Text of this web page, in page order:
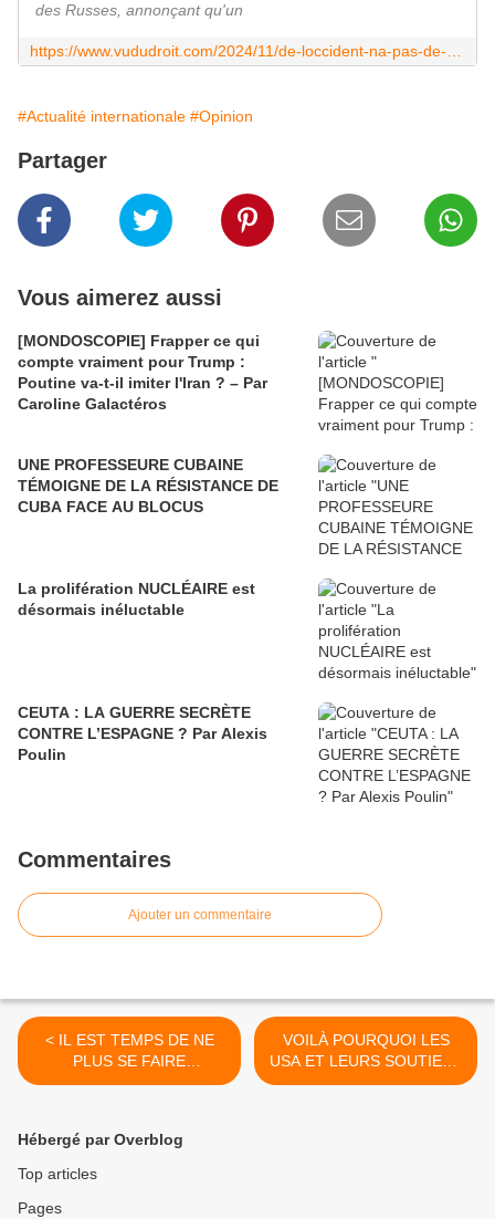
des Russes, annonçant qu'un
#Actualité internationale #Opinion
Partager
Vous aimerez aussi
[MONDOSCOPIE] Frapper ce qui
compte vraiment pour Trump :
Poutine va-t-il imiter l'Iran ? – Par
Caroline Galactéros
UNE PROFESSEURE CUBAINE
TÉMOIGNE DE LA RÉSISTANCE DE
CUBA FACE AU BLOCUS
La prolifération NUCLÉAIRE est
désormais inéluctable
CEUTA : LA GUERRE SECRÈTE
CONTRE L’ESPAGNE ? Par Alexis
Poulin
Commentaires
Ajouter un commentaire
< IL EST TEMPS DE NE
PLUS SE FAIRE
COUILLONER
VOILÀ POURQUOI LES
USA ET LEURS SOUTIENS
OCCIDENTAUX VEULENT
Hébergé par Overblog
Top articles
Pages